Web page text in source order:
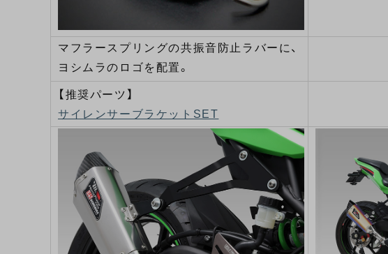
マフラースプリングの共振音防止ラバーに、
ヨシムラのロゴを配置。
【推奨パーツ】
サイレンサーブラケットSET